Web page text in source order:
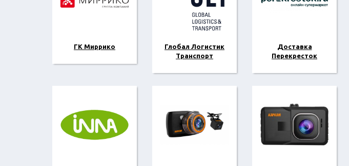
ГК Миррико
Глобал Логистик
Транспорт
Доставка
Перекресток